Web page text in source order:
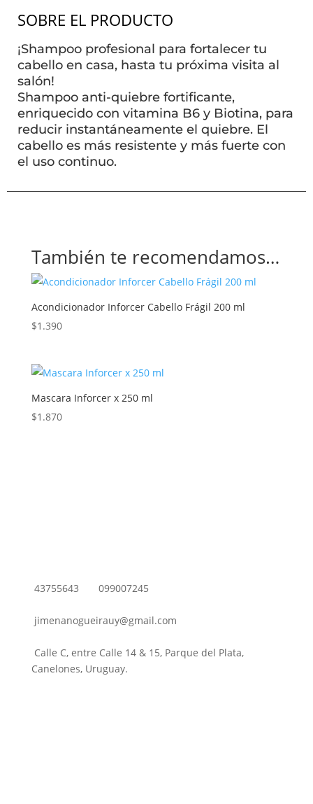
SOBRE EL PRODUCTO
¡Shampoo profesional para fortalecer tu
cabello en casa, hasta tu próxima visita al
salón!
Shampoo anti-quiebre fortificante,
enriquecido con vitamina B6 y Biotina, para
reducir instantáneamente el quiebre. El
cabello es más resistente y más fuerte con
el uso continuo.
También te recomendamos…
Acondicionador Inforcer Cabello Frágil 200 ml
$1.390
Mascara Inforcer x 250 ml
$1.870
43755643 099007245
jimenanogueirauy@gmail.com
Calle C, entre Calle 14 & 15, Parque del Plata,
Canelones, Uruguay.